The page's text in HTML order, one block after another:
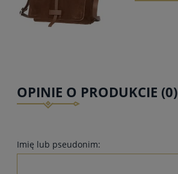
OPINIE O PRODUKCIE (0)
Imię lub pseudonim: